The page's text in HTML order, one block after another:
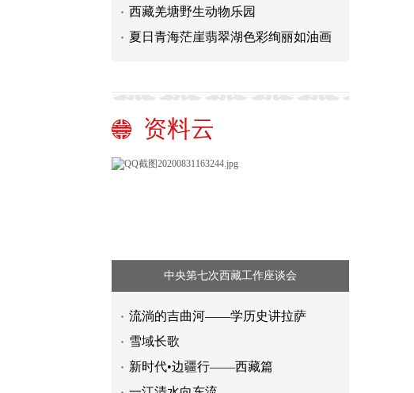
西藏羌塘野生动物乐园
夏日青海茫崖翡翠湖色彩绚丽如油画
资料云
中央第七次西藏工作座谈会
流淌的吉曲河——学历史讲拉萨
雪域长歌
新时代•边疆行——西藏篇